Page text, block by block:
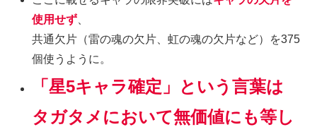
使用せず
共通欠片（雷の魂の欠片、虹の魂の欠片など）を375
個使うように。
「星5キャラ確定」という言葉は
タガタメにおいて無価値にも等し